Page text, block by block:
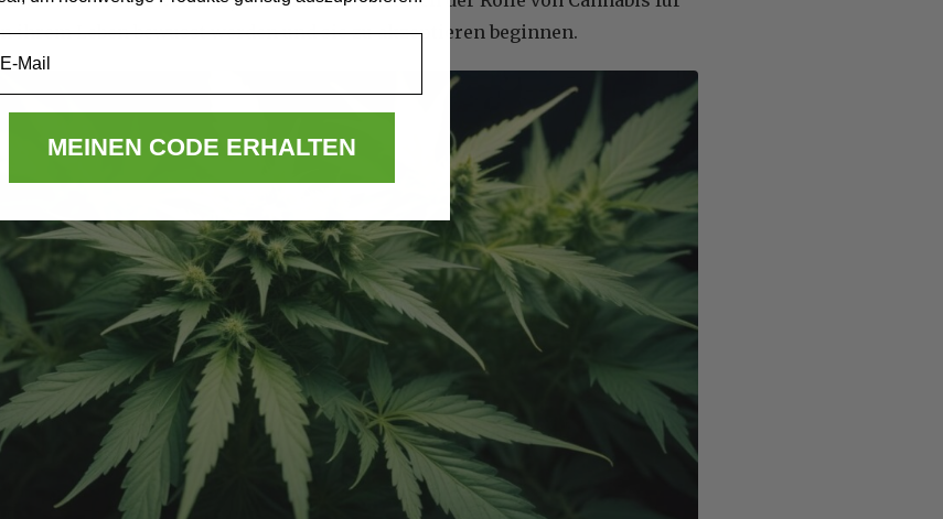
ihrem Leben bewusst werden und sie zu akzeptieren beginnen.
MEINEN CODE ERHALTEN